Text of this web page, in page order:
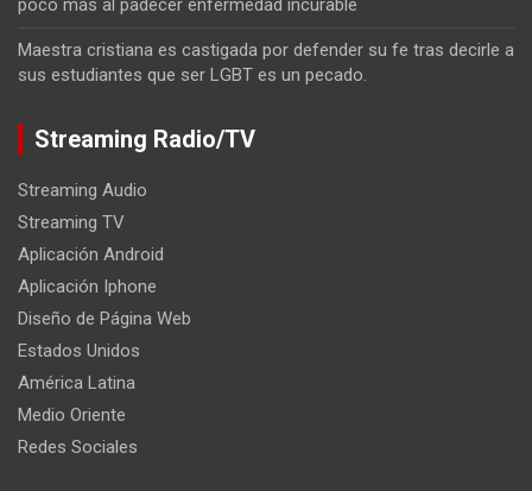
poco más al padecer enfermedad incurable
Maestra cristiana es castigada por defender su fe tras decirle a
sus estudiantes que ser LGBT es un pecado.
Streaming Radio/TV
Streaming Audio
Streaming TV
Aplicación Android
Aplicación Iphone
Diseño de Página Web
Estados Unidos
América Latina
Medio Oriente
Redes Sociales